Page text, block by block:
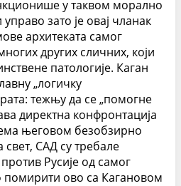
у таквом морално
зато је овај чланак
архитеката самог
других сличних, који
патологије. Каган
„логичку
тежњу да се „помогне
директна конфронтација
његовом безобзирно
САД су требале
Русије од самог
ово са Кагановом